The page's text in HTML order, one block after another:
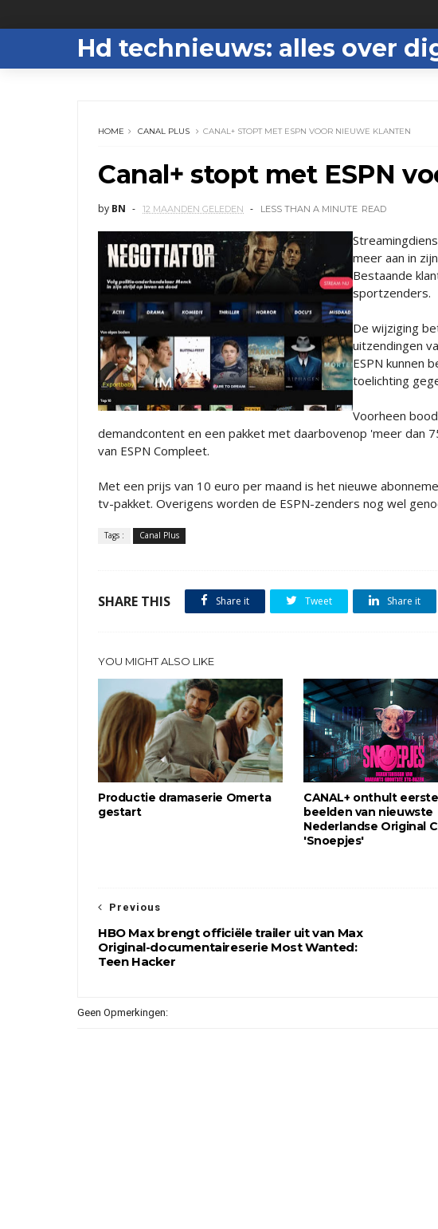
Hd technieuws: alles over
HOME CANAL PLUS CANAL+ STOPT MET ESPN VOOR NIEUWE KLANTEN
Canal+ stopt met ESPN
by BN 12 MAANDEN GELEDEN LESS THAN A MINUTE READ
meer aan in
Bestaande
sportzenders.
De wijziging
uitzendingen
ESPN kunnen
toelichting
Voorheen
demandcontent en een pakket met daarbovenop 'meer dan
van ESPN Compleet.
Met een prijs van 10 euro per maand is het nieuwe
tv-pakket. Overigens worden de ESPN-zenders nog wel
Tags : Canal Plus
SHARE THIS Share it Tweet Share it
YOU MIGHT ALSO LIKE
Productie dramaserie Omerta
gestart
CANAL+ onthult eerste
beelden van nieuwste
Nederlandse Original
'Snoepjes'
Previous
HBO Max brengt officiële trailer uit van Max
Original-documentaireserie Most Wanted:
Teen Hacker
Geen Opmerkingen: